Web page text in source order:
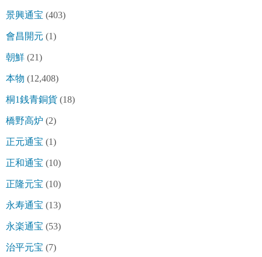
景興通宝 (403)
會昌開元 (1)
朝鮮 (21)
本物 (12,408)
桐1銭青銅貨 (18)
橋野高炉 (2)
正元通宝 (1)
正和通宝 (10)
正隆元宝 (10)
永寿通宝 (13)
永楽通宝 (53)
治平元宝 (7)